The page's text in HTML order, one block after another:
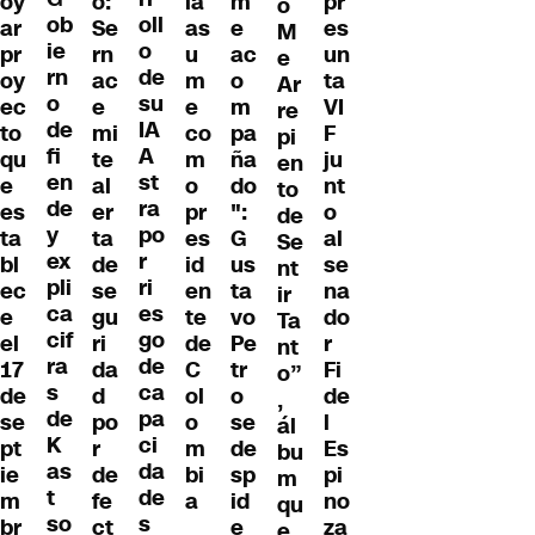
ar
pr
oy
ec
to
qu
e
es
ta
bl
ec
e
el
17
de
se
pt
ie
m
br
ob
ie
rn
o
de
fi
en
de
y
ex
pli
ca
cif
ra
s
de
K
as
t
so
Se
rn
ac
e
mi
te
al
er
ta
de
se
gu
ri
da
d
po
r
de
fe
ct
oll
o
de
su
IA
A
st
ra
po
r
ri
es
go
de
ca
pa
ci
da
de
s
as
u
m
e
co
m
o
pr
es
id
en
te
de
C
ol
o
m
bi
a
e
ac
o
m
pa
ña
do
":
G
us
ta
vo
Pe
tr
o
se
de
sp
id
e
M
e
Ar
re
pi
en
to
de
Se
nt
ir
Ta
nt
o”
,
ál
bu
m
qu
es
un
ta
VI
F
ju
nt
o
al
se
na
do
r
Fi
de
l
Es
pi
no
za